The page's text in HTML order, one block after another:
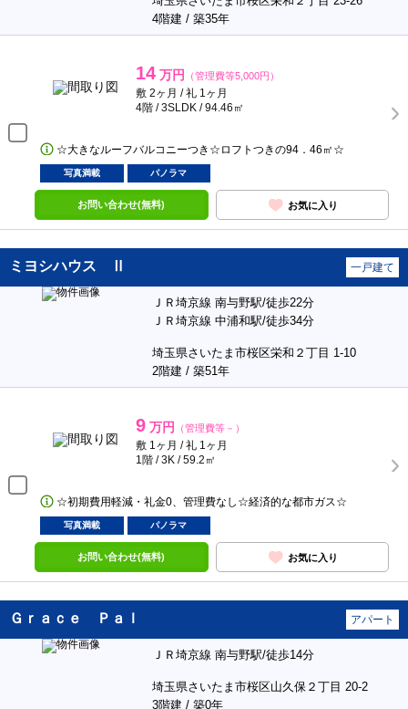
4階建 / 築35年
14 万円 （管理費等5,000円）
敷 2ヶ月 / 礼 1ヶ月
4階 / 3SLDK / 94.46㎡
☆大きなルーフバルコニーつき☆ロフトつきの94．46㎡☆
写真満載 パノラマ
お問い合わせ(無料) お気に入り
ミヨシハウス Ⅱ 一戸建て
ＪＲ埼京線 南与野駅/徒歩22分
ＪＲ埼京線 中浦和駅/徒歩34分
埼玉県さいたま市桜区栄和２丁目 1-10
2階建 / 築51年
9 万円 （管理費等－）
敷 1ヶ月 / 礼 1ヶ月
1階 / 3K / 59.2㎡
☆初期費用軽減・礼金0、管理費なし☆経済的な都市ガス☆
写真満載 パノラマ
お問い合わせ(無料) お気に入り
Ｇｒａｃｅ Ｐａｌ アパート
ＪＲ埼京線 南与野駅/徒歩14分
埼玉県さいたま市桜区山久保２丁目 20-2
3階建 / 築0年